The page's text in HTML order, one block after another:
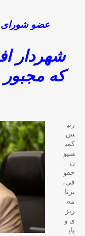
عضو شورای
شهردار
که مجبور
رئی
س
کمی
سیو
ن
حقو
قی،
برنا
مه
ریز
ی و
پای